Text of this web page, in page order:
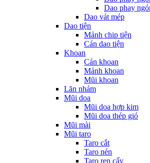
Dao phay
Dao vát mép
Dao tiện
Mảnh chip tiện
Cán dao tiện
Khoan
Cán khoan
Mảnh khoan
Mũi khoan
Lăn nhám
Mũi doa
Mũi doa hợp kim
Mũi doa thép gió
Mũi mài
Mũi taro
Taro cắt
Taro nén
Taro ren cấy